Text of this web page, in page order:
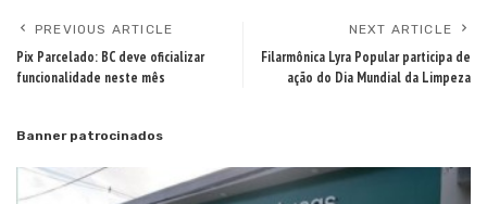
PREVIOUS ARTICLE
Pix Parcelado: BC deve oficializar
funcionalidade neste mês
NEXT ARTICLE
Filarmônica Lyra Popular participa de
ação do Dia Mundial da Limpeza
Banner patrocinados